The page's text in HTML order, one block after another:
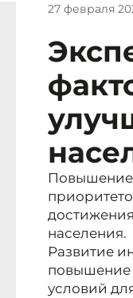
27 февраля
Повышение
населения.
Развитие
повышение
условий